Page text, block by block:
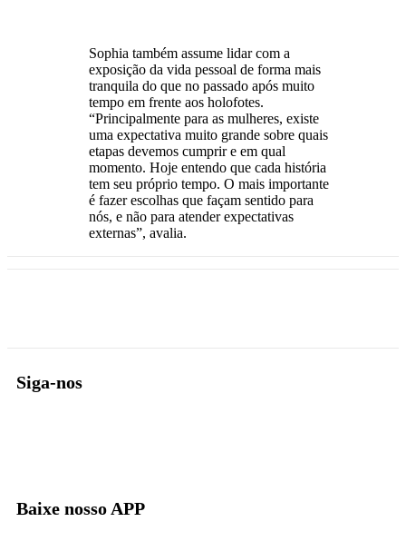
Sophia também assume lidar com a
exposição da vida pessoal de forma mais
tranquila do que no passado após muito
tempo em frente aos holofotes.
“Principalmente para as mulheres, existe
uma expectativa muito grande sobre quais
etapas devemos cumprir e em qual
momento. Hoje entendo que cada história
tem seu próprio tempo. O mais importante
é fazer escolhas que façam sentido para
nós, e não para atender expectativas
externas”, avalia.
Siga-nos
Baixe nosso APP